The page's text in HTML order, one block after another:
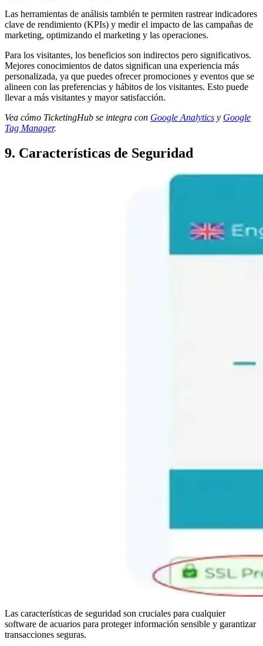
Las herramientas de análisis también te permiten rastrear indicadores
clave de rendimiento (KPIs) y medir el impacto de las campañas de
marketing, optimizando el marketing y las operaciones.
Para los visitantes, los beneficios son indirectos pero significativos.
Mejores conocimientos de datos significan una experiencia más
personalizada, ya que puedes ofrecer promociones y eventos que se
alineen con las preferencias y hábitos de los visitantes. Esto puede
llevar a más visitantes y mayor satisfacción.
Vea cómo TicketingHub se integra con Google Analytics y Google
Tag Manager.
9. Características de Seguridad
Las características de seguridad son cruciales para cualquier
software de acuarios para proteger información sensible y garantizar
transacciones seguras.